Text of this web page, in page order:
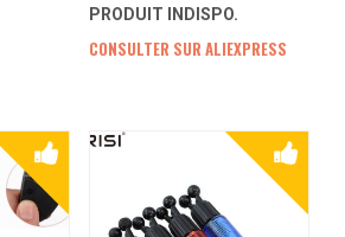
PRODUIT INDISPO.
CONSULTER SUR ALIEXPRESS